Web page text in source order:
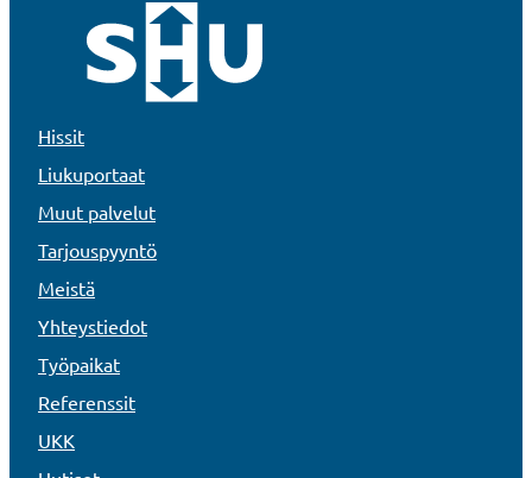
Hissit
Liukuportaat
Muut palvelut
Tarjouspyyntö
Meistä
Yhteystiedot
Työpaikat
Referenssit
UKK